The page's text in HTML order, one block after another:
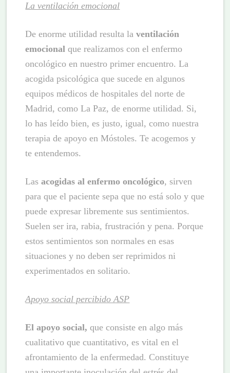
La ventilación emocional
De enorme utilidad resulta laventilación
emocionalque realizamos con el enfermo
oncológico en nuestro primer encuentro. La
acogida psicológica que sucede en algunos
equipos médicos de hospitales del norte de
Madrid, como La Paz, de enorme utilidad. Si,
lo has leído bien, es justo, igual, como nuestra
terapia de apoyo en Móstoles. Te acogemos y
te entendemos.
Lasacogidas al enfermo oncológico, sirven
para que el paciente sepa que no está solo y que
puede expresar libremente sus sentimientos.
Suelen ser ira, rabia, frustración y pena. Porque
estos sentimientos son normales en esas
situaciones y no deben ser reprimidos ni
experimentados en solitario.
Apoyo social percibido ASP
El apoyo social, que consiste en algo más
cualitativo que cuantitativo, es vital en el
afrontamiento de la enfermedad. Constituye